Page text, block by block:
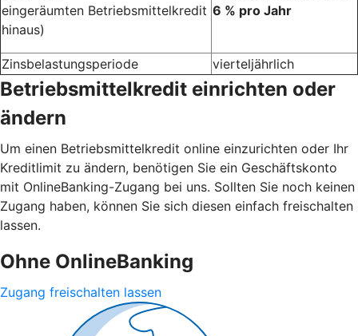
eingeräumten Betriebsmittelkredit
hinaus)
6 % pro Jahr
Zinsbelastungsperiode vierteljährlich
Betriebsmittelkredit einrichten oder
ändern
Um einen Betriebsmittelkredit online einzurichten oder Ihr
Kreditlimit zu ändern, benötigen Sie ein Geschäftskonto
mit OnlineBanking-Zugang bei uns. Sollten Sie noch keinen
Zugang haben, können Sie sich diesen einfach freischalten
lassen.
Ohne OnlineBanking
Zugang freischalten lassen